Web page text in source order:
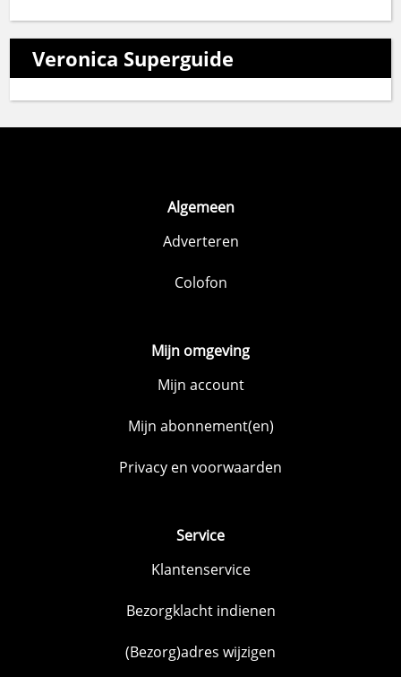
Veronica Superguide
Algemeen
Adverteren
Colofon
Mijn omgeving
Mijn account
Mijn abonnement(en)
Privacy en voorwaarden
Service
Klantenservice
Bezorgklacht indienen
(Bezorg)adres wijzigen